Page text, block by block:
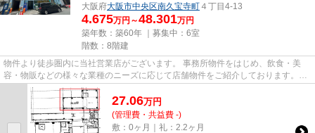
大阪府大阪市中央区南久宝寺町 ４丁目4-13
4.675万円～48.301万円
築年数：築60年 ｜募集中： 6室
階数：8階建
物件より徒歩圏内に当社営業店がございます。 事務所物件をはじめ、飲食・美
容・物販などの様々な業種のニーズに応じて店舗物件をご紹介しております。
尚、弊社ではおとり広告は一切...
27.06万円
(管理費・共益費 -)
敷：0ヶ月｜礼：2.2ヶ月